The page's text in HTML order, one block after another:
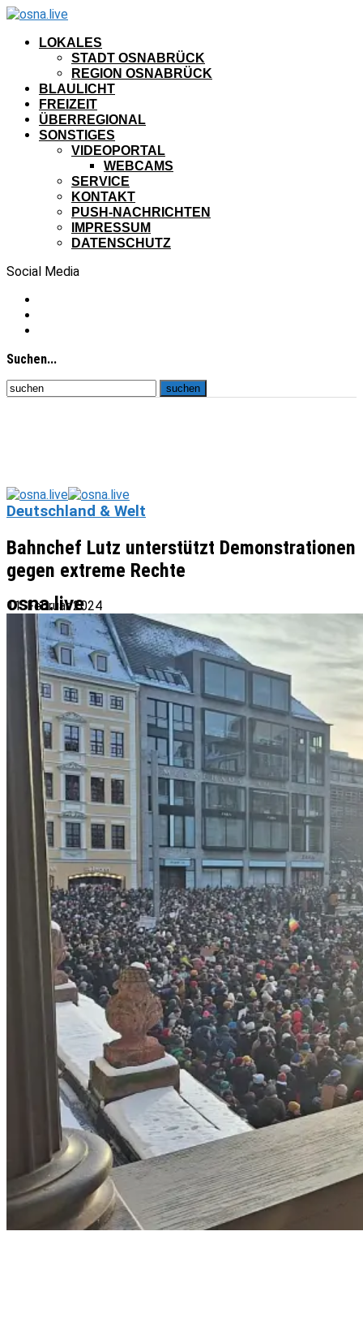
LOKALES
STADT OSNABRÜCK
REGION OSNABRÜCK
BLAULICHT
FREIZEIT
ÜBERREGIONAL
SONSTIGES
VIDEOPORTAL
WEBCAMS
SERVICE
KONTAKT
PUSH-NACHRICHTEN
IMPRESSUM
DATENSCHUTZ
Social Media
Suchen...
osna.live
Deutschland & Welt
Bahnchef Lutz unterstützt Demonstrationen
gegen extreme Rechte
11. Februar 2024